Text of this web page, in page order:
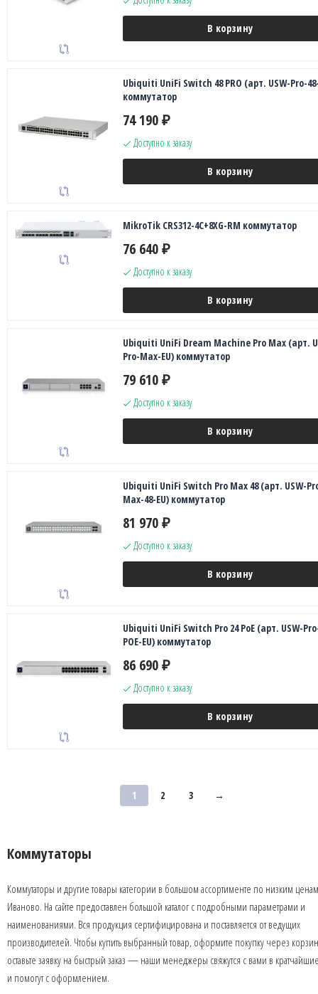
В корзину
Ubiquiti UniFi Switch 48 PRO (арт. USW-Pro-
коммутатор
74 190 ₽
Доступно к заказу
В корзину
MikroTik CRS312-4C+8XG-RM коммутатор
76 640 ₽
Доступно к заказу
В корзину
Ubiquiti UniFi Dream Machine Pro Max (арт.
Pro-Max-EU) коммутатор
79 610 ₽
Доступно к заказу
В корзину
Ubiquiti UniFi Switch Pro Max 48 (арт. USW-
Max-48-EU) коммутатор
81 970 ₽
Доступно к заказу
В корзину
Ubiquiti UniFi Switch Pro 24 PoE (арт. USW-
POE-EU) коммутатор
86 690 ₽
Доступно к заказу
В корзину
1 2 3 →
Коммутаторы
Коммутаторы и другие товары категории в большом ассортименте по низким
Иваново. На сайте предоставлен большой каталог с подробными параметрами и
наименованиями. Вся продукция сертифицирована и поставляется от ведущих
производителей. Чтобы купить выбранный товар, оформите покупку через
оставьте заявку на быстрый заказ — наши менеджеры свяжутся с вами в
и помогут с оформлением.